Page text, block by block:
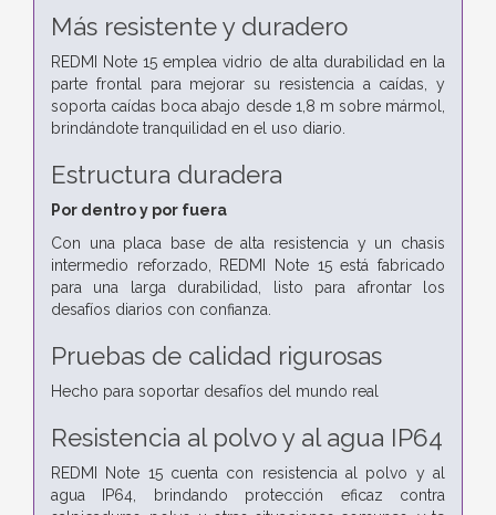
Más resistente y duradero
REDMI Note 15 emplea vidrio de alta durabilidad en la
parte frontal para mejorar su resistencia a caídas, y
soporta caídas boca abajo desde 1,8 m sobre mármol,
brindándote tranquilidad en el uso diario.
Estructura duradera
Por dentro y por fuera
Con una placa base de alta resistencia y un chasis
intermedio reforzado, REDMI Note 15 está fabricado
para una larga durabilidad, listo para afrontar los
desafíos diarios con confianza.
Pruebas de calidad rigurosas
Hecho para soportar desafíos del mundo real
Resistencia al polvo y al agua IP64
REDMI Note 15 cuenta con resistencia al polvo y al
agua IP64, brindando protección eficaz contra